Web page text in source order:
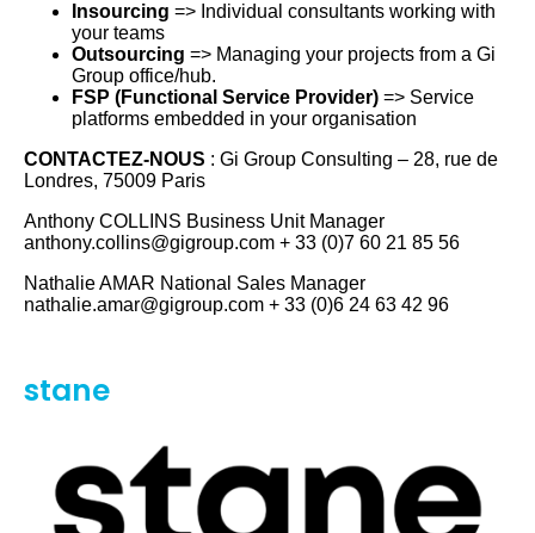
Insourcing => Individual consultants working with
your teams
Outsourcing => Managing your projects from a Gi
Group office/hub.
FSP (Functional Service Provider) => Service
platforms embedded in your organisation
CONTACTEZ-NOUS : Gi Group Consulting – 28, rue de
Londres, 75009 Paris
Anthony COLLINS Business Unit Manager
anthony.collins@gigroup.com + 33 (0)7 60 21 85 56
Nathalie AMAR National Sales Manager
nathalie.amar@gigroup.com + 33 (0)6 24 63 42 96
stane